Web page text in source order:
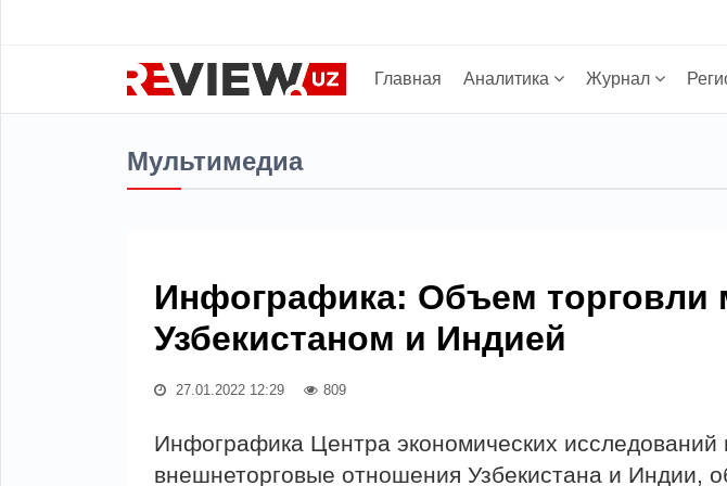
Главная Аналитика Журнал
Мультимедиа
Инфографика: Объем торговли
Узбекистаном и Индией
27.01.2022 12:29 809
Инфографика Центра экономических
внешнеторговые отношения Узбекистана и Индии,